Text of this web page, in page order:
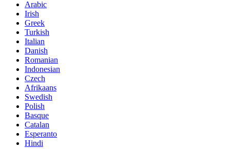
Arabic
Irish
Greek
Turkish
Italian
Danish
Romanian
Indonesian
Czech
Afrikaans
Swedish
Polish
Basque
Catalan
Esperanto
Hindi